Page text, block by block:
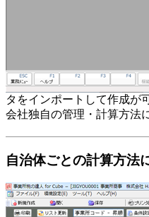
タをインポートして作成が
会社独自の管理・計算方法
自治体ごとの計算方法